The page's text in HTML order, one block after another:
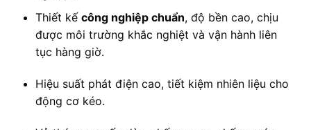
Thiết kế công nghiệp chuẩn, độ bền cao, chịu
được môi trường khắc nghiệt và vận hành liên
tục hàng giờ.
Hiệu suất phát điện cao, tiết kiệm nhiên liệu cho
động cơ kéo.